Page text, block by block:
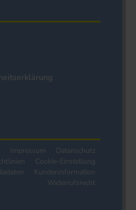
Impressum
Datenschutz
Cookie-Einstellung
Kundeninformation
Widerrufsrecht